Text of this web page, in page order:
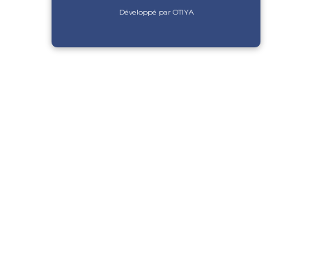
Développé par OTIYA